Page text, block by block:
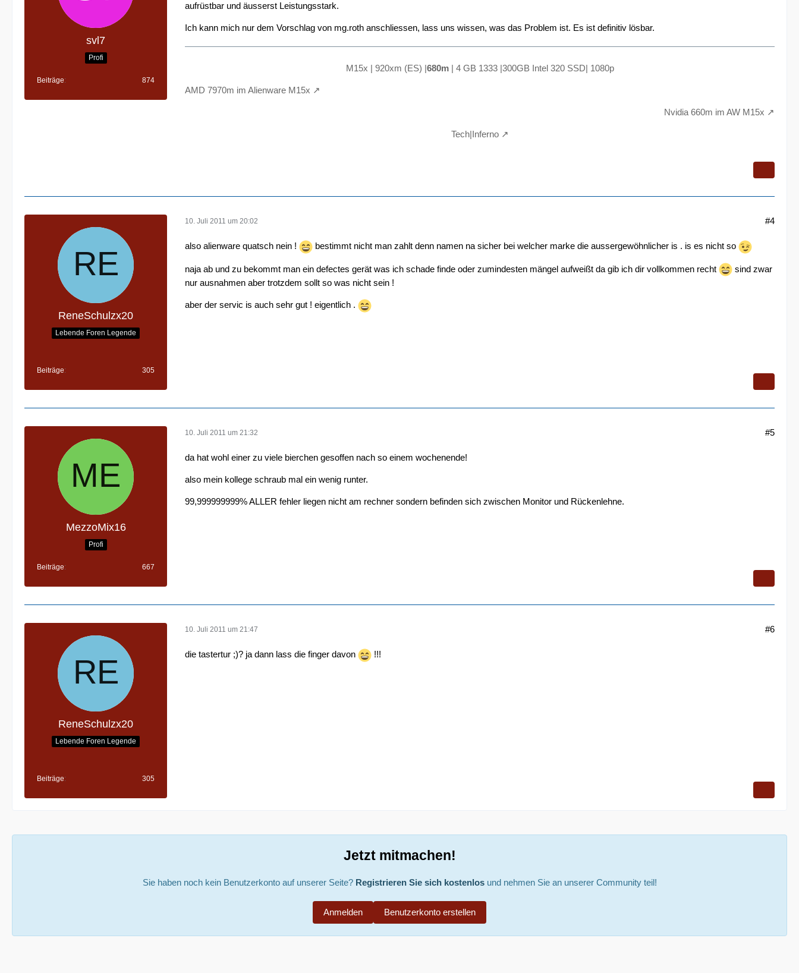
svl7
Profi
Beiträge 874
aufrüstbar und äusserst Leistungsstark.
Ich kann mich nur dem Vorschlag von mg.roth anschliessen, lass uns wissen, was das Problem ist. Es ist definitiv lösbar.
M15x | 920xm (ES) |680m| 4 GB 1333 |300GB Intel 320 SSD| 1080p
AMD 7970m im Alienware M15x
Nvidia 660m im AW M15x
Tech|Inferno
ReneSchulzx20
Lebende Foren Legende
Beiträge 305
10. Juli 2011 um 20:02 #4
also alienware quatsch nein ! bestimmt nicht man zahlt denn namen na sicher bei welcher marke die aussergewöhnlicher is . is es nicht so
naja ab und zu bekommt man ein defectes gerät was ich schade finde oder zumindesten mängel aufweißt da gib ich dir vollkommen recht
sind zwar
nur ausnahmen aber trotzdem sollt so was nicht sein !
aber der servic is auch sehr gut ! eigentlich .
MezzoMix16
Profi
Beiträge 667
10. Juli 2011 um 21:32 #5
da hat wohl einer zu viele bierchen gesoffen nach so einem wochenende!
also mein kollege schraub mal ein wenig runter.
99,999999999% ALLER fehler liegen nicht am rechner sondern befinden sich zwischen Monitor und Rückenlehne.
ReneSchulzx20
Lebende Foren Legende
Beiträge 305
10. Juli 2011 um 21:47 #6
die tastertur ;)? ja dann lass die finger davon !!!
Jetzt mitmachen!
Sie haben noch kein Benutzerkonto auf unserer Seite? Registrieren Sie sich kostenlosund nehmen Sie an unserer Community teil!
Benutzerkonto erstellen
Anmelden